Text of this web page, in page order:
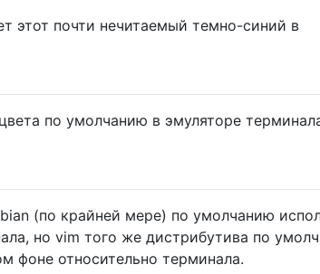
этот почти нечитаемый темно-синий в
по умолчанию в эмуляторе
(по крайней мере) по умолчанию
но vim того же дистрибутива по
фоне относительно терминала.